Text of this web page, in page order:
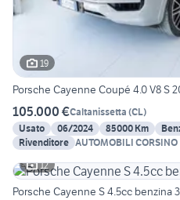
19
Porsche Cayenne Coupé 4.0 V8 S
105.000 €Caltanissetta (CL)
Usato
06/2024 85000 Km
Rivenditore AUTOMOBILI CORSINO
12
Porsche Cayenne S 4.5cc benzina